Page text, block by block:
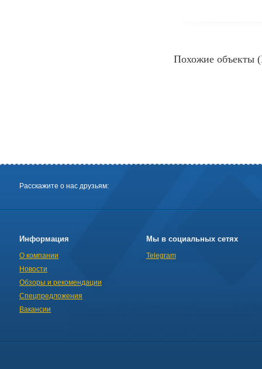
Похожие объекты
Расскажите о нас друзьям:
Информация
О компании
Новости
Обзоры и рекомендации
Спецпредложения
Вакансии
Мы в социальных сетях
Telegram